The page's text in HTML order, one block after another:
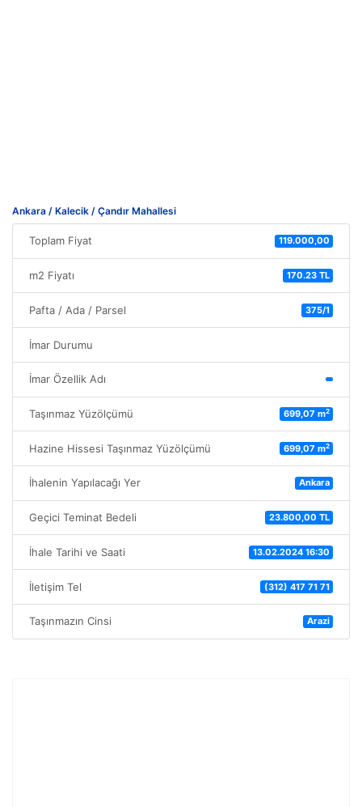
Ankara / Kalecik / Çandır Mahallesi
Toplam Fiyat 119.000,00
m2 Fiyatı 170.23 TL
Pafta / Ada / Parsel 375/1
İmar Durumu
İmar Özellik Adı
Taşınmaz Yüzölçümü 699,07 m2
Hazine Hissesi Taşınmaz Yüzölçümü 699,07 m2
İhalenin Yapılacağı Yer Ankara
Geçici Teminat Bedeli 23.800,00 TL
İhale Tarihi ve Saati 13.02.2024 16:30
İletişim Tel (312) 417 71 71
Taşınmazın Cinsi Arazi